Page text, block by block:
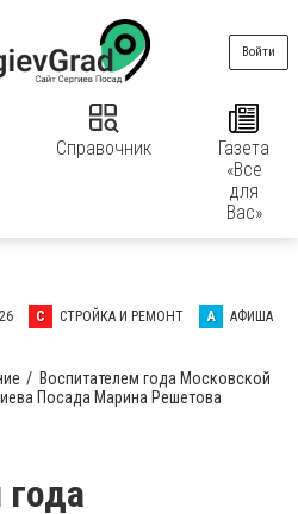
Справочник
Газета
«Все
для
Вас»
Войти
С СТРОЙКА И РЕМОНТ А АФИША
Воспитателем года Московской
Посада Марина Решетова